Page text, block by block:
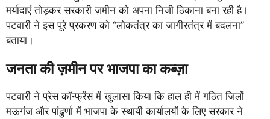
मर्यादाएं तोड़कर सरकारी ज़मीन को अपना निजी ठिकाना बना रही है।
पटवारी ने इस पूरे प्रकरण को “लोकतंत्र का जागीरतंत्र में बदलना”
बताया।
जनता की ज़मीन पर भाजपा का कब्ज़ा
पटवारी ने प्रेस कॉन्फ्रेंस में खुलासा किया कि हाल ही में गठित जिलों
मऊगंज और पांढुर्णा में भाजपा के स्थायी कार्यालयों के लिए सरकार ने